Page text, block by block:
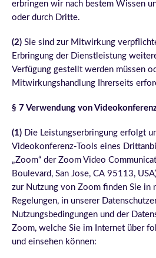
erbringen wir nach bestem Wissen
oder durch Dritte.
(2) Sie sind zur Mitwirkung
Erbringung der Dienstleistung
Verfügung gestellt werden müssen
Mitwirkungshandlung Ihrerseits
§ 7 Verwendung von
(1) Die Leistungserbringung erfolgt
Videokonferenz-Tools eines
„Zoom“ der Zoom Video
Boulevard, San Jose, CA 95113,
zur Nutzung von Zoom finden Sie in
Regelungen, in unserer
Nutzungsbedingungen und der
Zoom, welche Sie im Internet über
und einsehen können: